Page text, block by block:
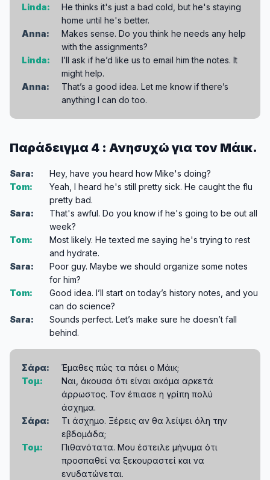
Linda:
He thinks it's just a bad cold, but he's staying
home until he's better.
Anna:
Makes sense. Do you think he needs any help
with the assignments?
Linda:
I’ll ask if he’d like us to email him the notes. It
might help.
Anna:
That’s a good idea. Let me know if there’s
anything I can do too.
Παράδειγμα 4 : Ανησυχώ για τον Μάικ.
Sara:
Hey, have you heard how Mike's doing?
Tom:
Yeah, I heard he's still pretty sick. He caught the flu
pretty bad.
Sara:
That's awful. Do you know if he's going to be out all
week?
Tom:
Most likely. He texted me saying he's trying to rest
and hydrate.
Sara:
Poor guy. Maybe we should organize some notes
for him?
Tom:
Good idea. I’ll start on today’s history notes, and you
can do science?
Sara:
Sounds perfect. Let’s make sure he doesn’t fall
behind.
Σάρα:
Έμαθες πώς τα πάει ο Μάικ;
Τομ:
Ναι, άκουσα ότι είναι ακόμα αρκετά
άρρωστος. Τον έπιασε η γρίπη πολύ
άσχημα.
Σάρα:
Τι άσχημο. Ξέρεις αν θα λείψει όλη την
εβδομάδα;
Τομ:
Πιθανότατα. Μου έστειλε μήνυμα ότι
προσπαθεί να ξεκουραστεί και να
ενυδατώνεται.